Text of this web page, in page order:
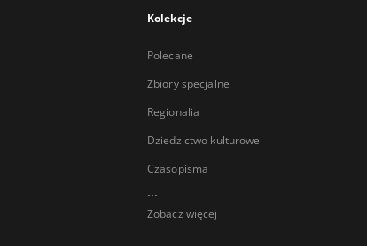
Kolekcje
Polecane
Zbiory specjalne
Regionalia
Dziedzictwo kulturowe
Czasopisma
...
Zobacz więcej